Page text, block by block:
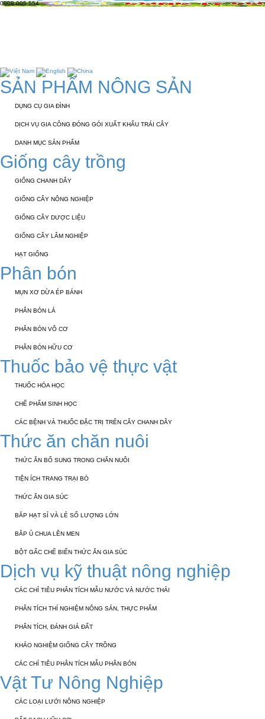
0908 005 554
SẢN PHẨM NÔNG SẢN
DỤNG CỤ GIA ĐÌNH
DỊCH VỤ GIA CÔNG ĐÓNG GÓI XUẤT KHẨU TRÁI CÂY
DANH MỤC SẢN PHẨM
Giống cây trồng
GIỐNG CHANH DÂY
GIỐNG CÂY NÔNG NGHIỆP
GIỐNG CÂY DƯỢC LIỆU
GIỐNG CÂY LÂM NGHIỆP
HẠT GIỐNG
Phân bón
MỤN XƠ DỪA ÉP BÁNH
PHÂN BÓN LÁ
PHÂN BÓN VÔ CƠ
PHÂN BÓN HỮU CƠ
Thuốc bảo vệ thực vật
THUỐC HÓA HỌC
CHẾ PHẨM SINH HỌC
CÁC BỆNH VÀ THUỐC ĐẶC TRỊ TRÊN CÂY CHANH DÂY
Thức ăn chăn nuôi
THỨC ĂN BỔ SUNG TRONG CHĂN NUÔI
TIỆN ÍCH TRANG TRẠI BÒ
THỨC ĂN GIA SÚC
BẮP HẠT SỈ VÀ LẺ SỐ LƯỢNG LỚN
BẮP Ủ CHUA LÊN MEN
BỘT GẤC CHẾ BIẾN THỨC ĂN GIA SÚC
Dịch vụ kỹ thuật nông nghiệp
CÁC CHỈ TIÊU PHÂN TÍCH MẪU NƯỚC VÀ NƯỚC THẢI
PHÂN TÍCH THÍ NGHIỆM NÔNG SẢN, THỰC PHẨM
PHÂN TÍCH, ĐÁNH GIÁ ĐẤT
KHẢO NGHIỆM GIỐNG CÂY TRỒNG
CÁC CHỈ TIÊU PHÂN TÍCH MẪU PHÂN BÓN
Vật Tư Nông Nghiệp
CÁC LOẠI LƯỚI NÔNG NGHIỆP